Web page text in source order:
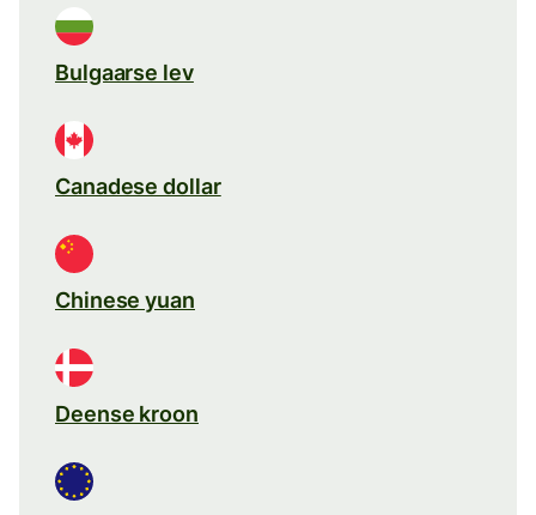
Bulgaarse lev
Canadese dollar
Chinese yuan
Deense kroon